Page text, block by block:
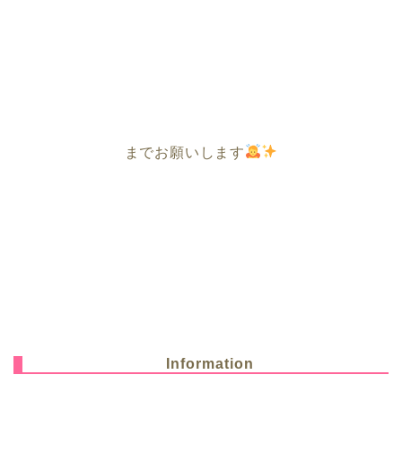
までお願いします
Information